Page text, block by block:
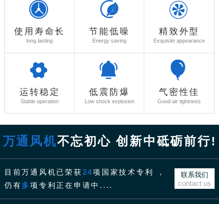
使用寿命长
long lasting
节能低噪
Energy saving
精致外型
Exquisite appearance
运转稳定
Stable operation
低震防爆
Low shock explosion
气密性佳
Good air tightness
万通风机不忘初心 创新中砥砺前行!
目前万通风机已荣获24项国家技术专利 ，
仍有多项专利正在申请中....
联系我们
contact us